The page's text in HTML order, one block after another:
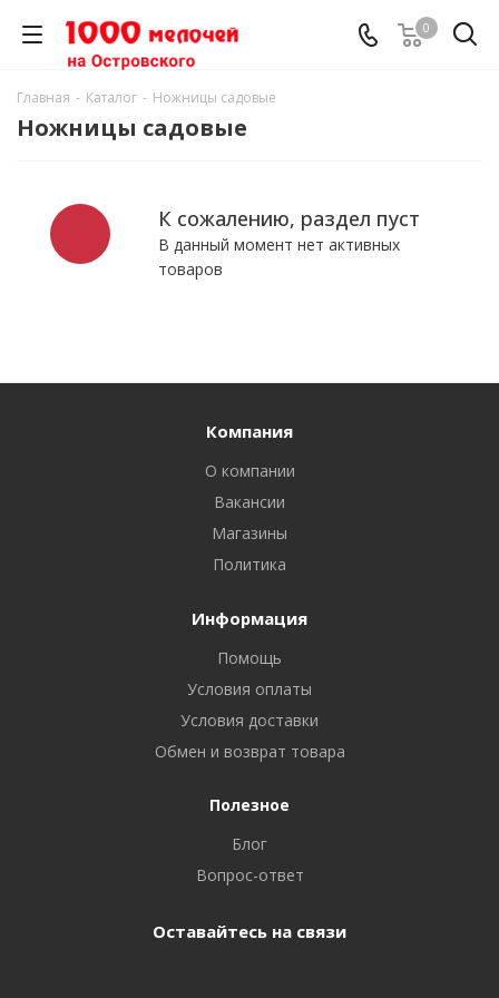
0
Главная - Каталог - Ножницы садовые
Ножницы садовые
К сожалению, раздел пуст
В данный момент нет активных
товаров
Компания
О компании
Вакансии
Магазины
Политика
Информация
Помощь
Условия оплаты
Условия доставки
Обмен и возврат товара
Полезное
Блог
Вопрос-ответ
Оставайтесь на связи